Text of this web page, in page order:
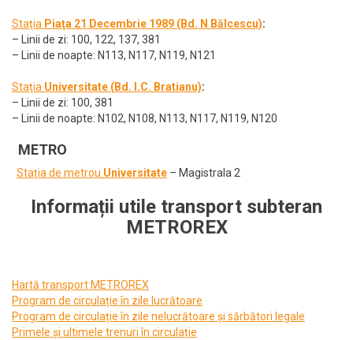
Staţia Piaţa 21 Decembrie 1989 (Bd. N Bălcescu):
– Linii de zi: 100, 122, 137, 381
– Linii de noapte: N113, N117, N119, N121
Staţia Universitate (Bd. I.C. Bratianu):
– Linii de zi: 100, 381
– Linii de noapte: N102, N108, N113, N117, N119, N120
METRO
Stația de metrou Universitate – Magistrala 2
Informații utile transport subteran
METROREX
Hartă transport METROREX
Program de circulație în zile lucrătoare
Program de circulație în zile nelucrătoare și sărbători legale
Primele și ultimele trenuri în circulație